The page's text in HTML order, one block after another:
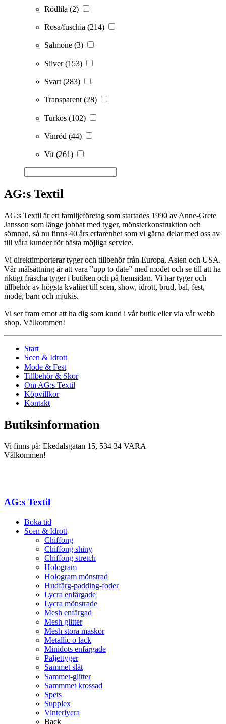
Rödlila (2)
Rosa/fuschia (214)
Salmone (3)
Silver(153)
Svart (283)
Transparent (28)
Turkos (102)
Vinröd (44)
Vit (261)
AG:s Textil
AG:s Textil är ett familjeföretag som startades 1990 av Anne-Grete
Jansson som länge jobbat med tyger, mönsterkonstruktion och
sömnad, så nu finns 40 års erfarenhet som vi gärna delar med oss av
till våra kunder för bästa möjliga service.
Vi direktimporterar tyger och tillbehör från Europa, Asien och USA.
Vår målsättning är att vara ”upp to date” med modet och se till att ha
riktigt fräscha tyger i butiken och på hemsidan. Vi har tyger och
tillbehör av högsta kvalitet till scen, show, idrott, brud, bal, fest,
mode, barn och mjukis.
Vi ser fram emot att ha dig som kund i vår butik eller via vår webb
shop. Välkommen!
Start
Scen & Idrott
Mode & Fest
Tillbehör & Skor
Om AG:s Textil
Köpvillkor
Kontakt
Butiksinformation
Vi finns på: Ekedalsgatan 15, 534 34 VARA
Välkommen!
AG:s Textil
Boka tid
Scen & Idrott
Chiffong
Chiffong shiny
Chiffong stretch
Hologram
Hologram mönstrad
Hudfärg-padding-foder
Lycra enfärgade
Lycra mönstrade
Mesh enfärgad
Mesh glitter
Mesh stora maskor
Metallic o lack
Minidots enfärgade
Paljettyger
Sammet slät
Sammet-glitter
Sammmet krossad
Spets
Supplex
Vinterlycra
Back